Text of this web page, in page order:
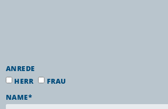
ANREDE
HERR
FRAU
NAME*